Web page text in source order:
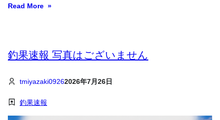
Read More
釣果速報 写真はございません
tmiyazaki09262026年7月26日
釣果速報